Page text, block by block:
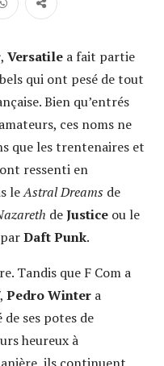
, Versatilea fait partie
qui ont pesé de tout
Bien qu’entrés
ces noms ne
que les trentenaires et
ressenti en
leAstral Dreams de
deJustice ou le
Daft Punk.
Tandis que F Com a
Pedro Winter a
ses potes de
heureux à